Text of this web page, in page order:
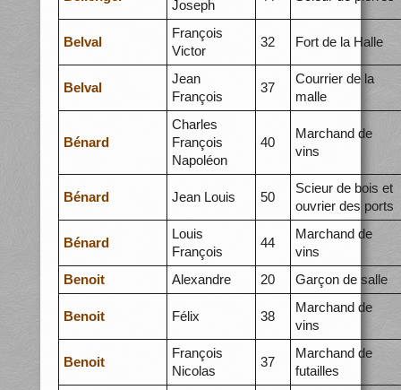
Joseph
Belval
François
Victor
32 Fort de la Halle
Belval
Jean
François
37
Courrier de la
malle
Bénard
Charles
François
Napoléon
40
Marchand de
vins
Bénard Jean Louis 50
Scieur de bois et
ouvrier des ports
Bénard
Louis
François
44
Marchand de
vins
Benoit
Alexandre 20 Garçon de salle
Benoit Félix 38
Marchand de
vins
Benoit
François
Nicolas
37
Marchand de
futailles